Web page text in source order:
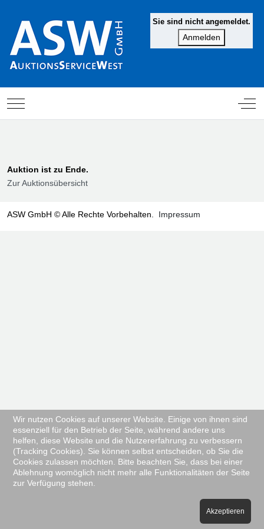
Sie sind nicht angemeldet.
Mobile Menu Toggle Off-
Auktion ist zu Ende.
Zur Auktionsübersicht
ASW GmbH © Alle Rechte Vorbehalten. Impressum
Wir nutzen Cookies auf unserer Website. Einige von ihnen sind
essenziell für den Betrieb der Seite, während andere uns
helfen, diese Website und die Nutzererfahrung zu verbessern
(Tracking Cookies). Sie können selbst entscheiden, ob Sie die
Cookies zulassen möchten. Bitte beachten Sie, dass bei einer
Ablehnung womöglich nicht mehr alle Funktionalitäten der Seite
zur Verfügung stehen.
Akzeptieren